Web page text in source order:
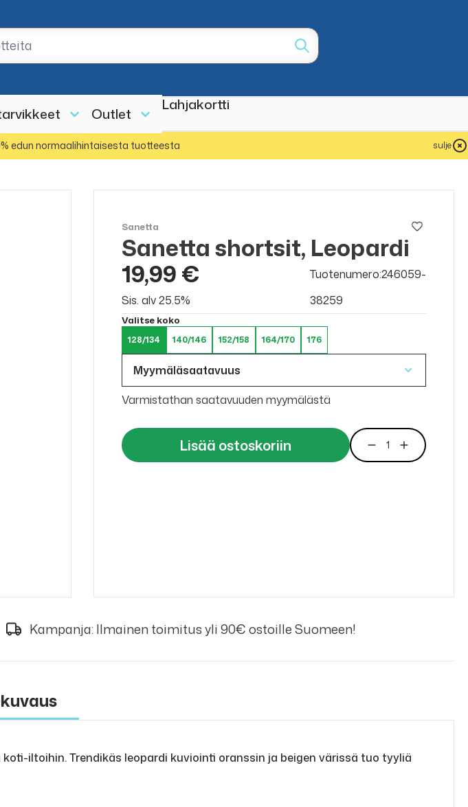
Outlet
Lahjakortti
edun normaalihintaisesta tuotteesta sulje
Sanetta
Sanetta shortsit, Leopardi
19,99 €
Sis. alv 25.5%
Tuotenumero:246059-
38259
Valitse koko
128/134 140/146 152/158 164/170 176
Myymäläsaatavuus
Varmistathan saatavuuden myymälästä
Lisää ostoskoriin
Kampanja: Ilmainen toimitus yli 90€ ostoille Suomeen!
iltoihin. Trendikäs leopardi kuviointi oranssin ja beigen värissä tuo tyyliä